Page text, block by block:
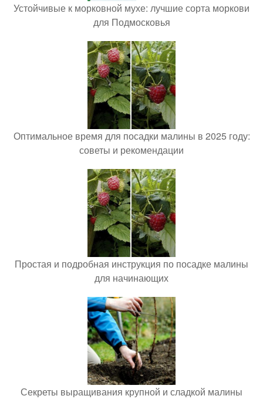
Устойчивые к морковной мухе: лучшие сорта моркови
для Подмосковья
Оптимальное время для посадки малины в 2025 году:
советы и рекомендации
Простая и подробная инструкция по посадке малины
для начинающих
Секреты выращивания крупной и сладкой малины